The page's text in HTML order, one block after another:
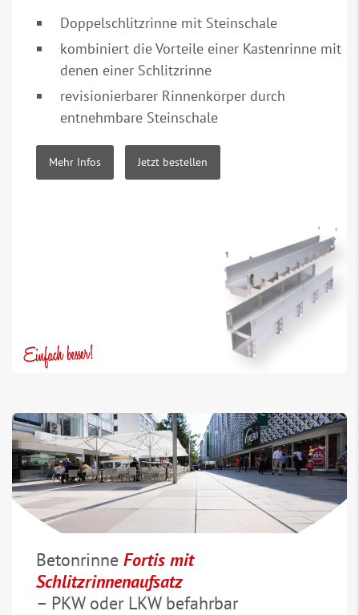
Doppelschlitzrinne mit Steinschale
kombiniert die Vorteile einer Kastenrinne mit
denen einer Schlitzrinne
revisionierbarer Rinnenkörper durch
entnehmbare Steinschale
Mehr Infos Jetzt bestellen
Betonrinne Fortis mit
Schlitzrinnenaufsatz
– PKW oder LKW befahrbar